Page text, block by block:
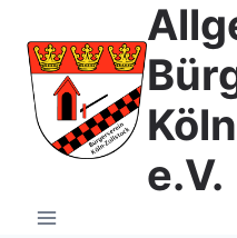
Inhalt
springen
e.V.